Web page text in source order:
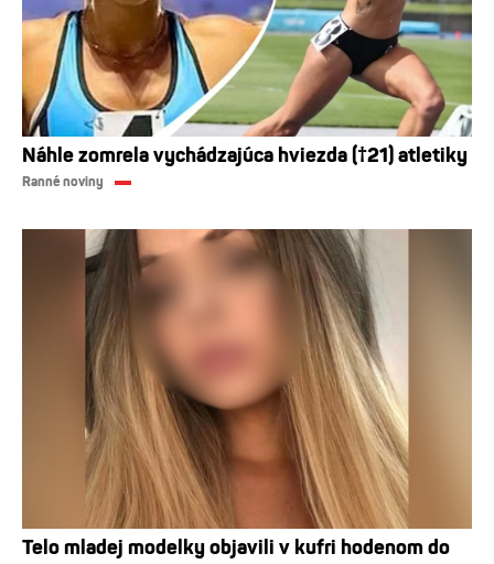
Náhle zomrela vychádzajúca hviezda (†21) atletiky
Ranné noviny
Telo mladej modelky objavili v kufri hodenom do